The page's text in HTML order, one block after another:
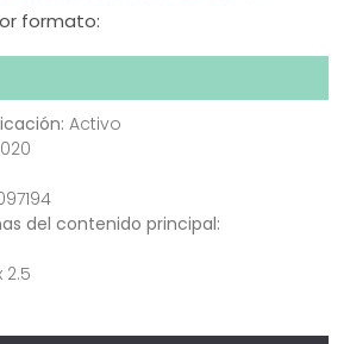
formato:
Activo
del contenido principal:
2.5